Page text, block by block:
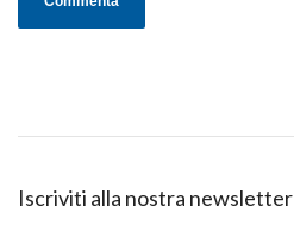
Iscriviti alla nostra newsletter